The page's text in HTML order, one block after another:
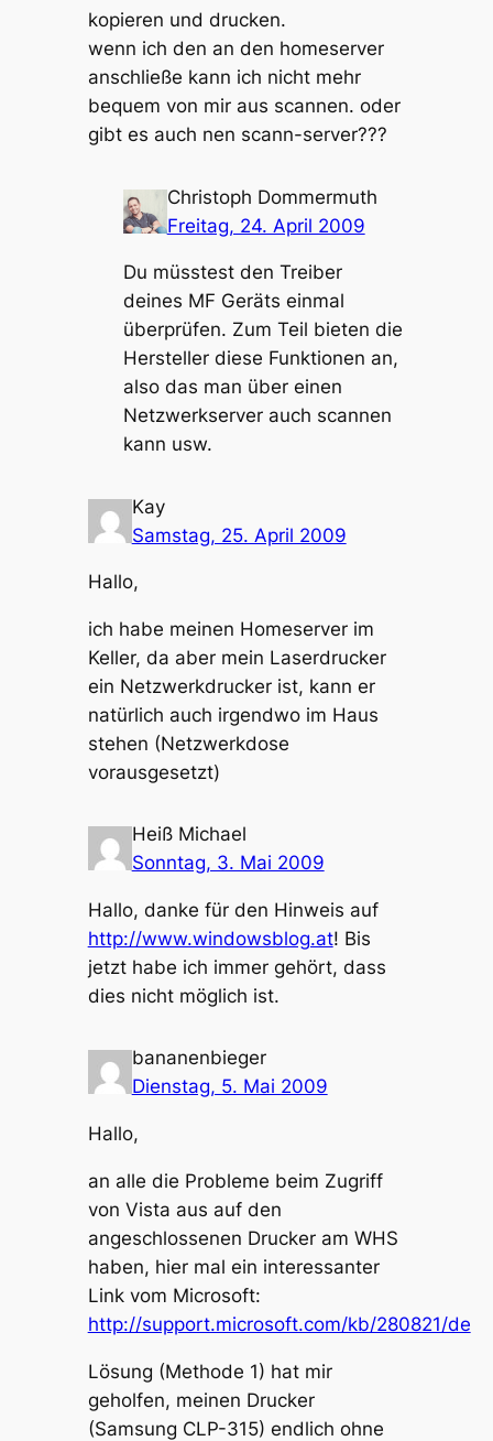
kopieren und drucken.
wenn ich den an den homeserver
anschließe kann ich nicht mehr
bequem von mir aus scannen. oder
gibt es auch nen scann-server???
Christoph Dommermuth
Freitag, 24. April 2009
Du müsstest den Treiber
deines MF Geräts einmal
überprüfen. Zum Teil bieten die
Hersteller diese Funktionen an,
also das man über einen
Netzwerkserver auch scannen
kann usw.
Kay
Samstag, 25. April 2009
Hallo,
ich habe meinen Homeserver im
Keller, da aber mein Laserdrucker
ein Netzwerkdrucker ist, kann er
natürlich auch irgendwo im Haus
stehen (Netzwerkdose
vorausgesetzt)
Heiß Michael
Sonntag, 3. Mai 2009
Hallo, danke für den Hinweis auf
http://www.windowsblog.at! Bis
jetzt habe ich immer gehört, dass
dies nicht möglich ist.
bananenbieger
Dienstag, 5. Mai 2009
Hallo,
an alle die Probleme beim Zugriff
von Vista aus auf den
angeschlossenen Drucker am WHS
haben, hier mal ein interessanter
Link vom Microsoft:
http://support.microsoft.com/kb/280821/de
Lösung (Methode 1) hat mir
geholfen, meinen Drucker
(Samsung CLP-315) endlich ohne